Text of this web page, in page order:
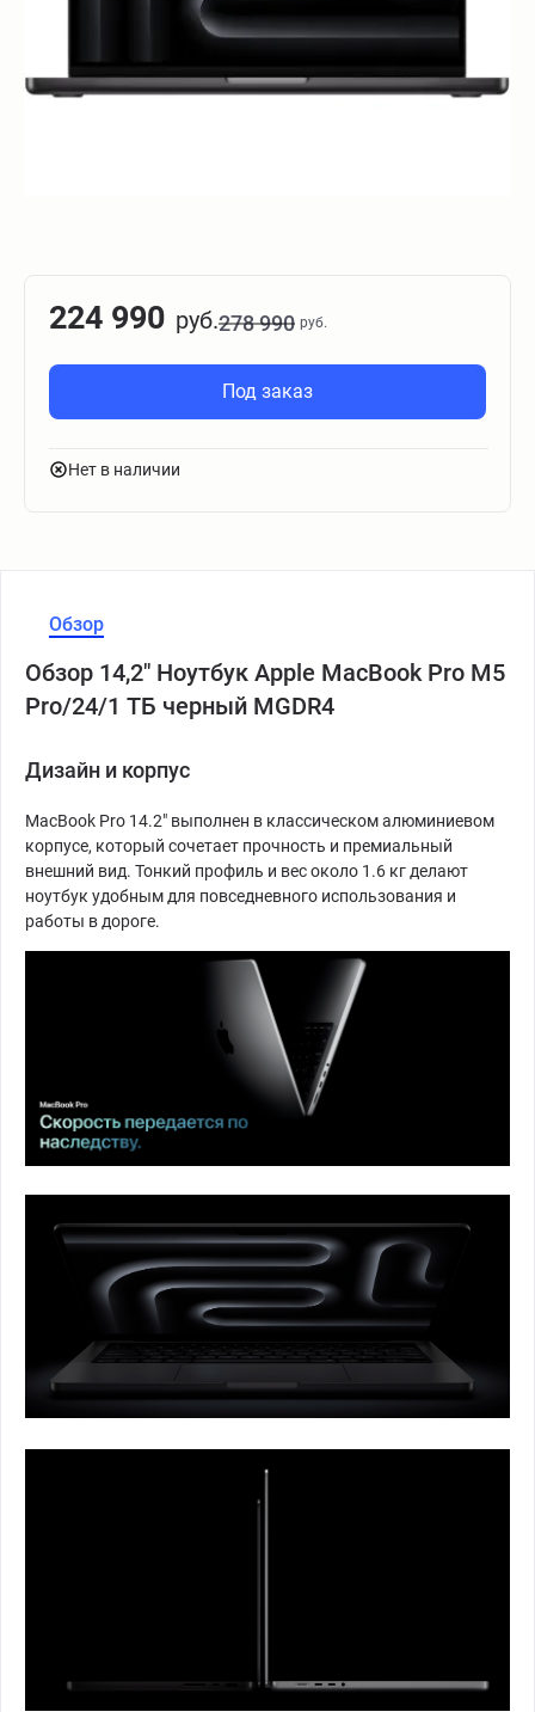
224 990 руб.278 990 руб.
Под заказ
Нет в наличии
Обзор
Обзор 14,2" Ноутбук Apple MacBook Pro M5
Pro/24/1 ТБ черный MGDR4
Дизайн и корпус
MacBook Pro 14.2" выполнен в классическом алюминиевом
корпусе, который сочетает прочность и премиальный
внешний вид. Тонкий профиль и вес около 1.6 кг делают
ноутбук удобным для повседневного использования и
работы в дороге.